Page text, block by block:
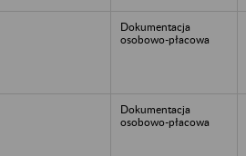
Dokumentacja
osobowo-płacowa
Dokumentacja
osobowo-płacowa